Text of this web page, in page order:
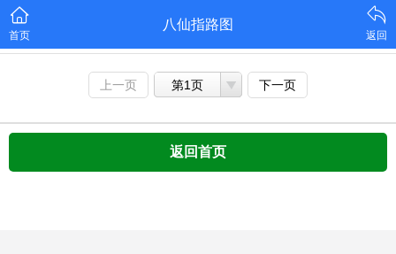
首页
八仙指路图
返回
上一页 第1页 下一页
返回首页